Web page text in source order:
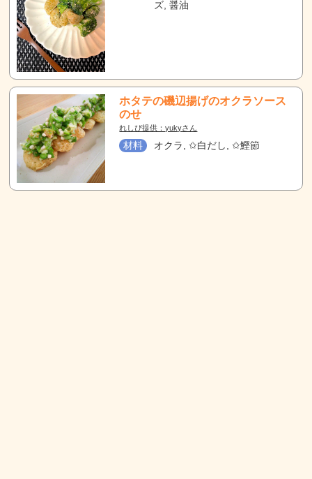
ズ, 醤油
ホタテの磯辺揚げのオクラソース
のせ
れしぴ提供：yukyさん
材料 オクラ, ✩白だし, ✩鰹節